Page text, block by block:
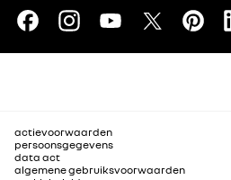
actievoorwaarden
persoonsgegevens
data act
algemene gebruiksvoorwaarden